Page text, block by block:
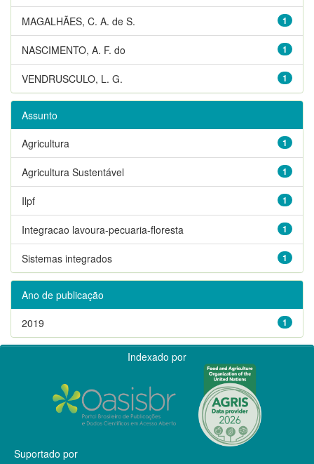
1
MAGALHÃES, C. A. de S.
1
NASCIMENTO, A. F. do
1
VENDRUSCULO, L. G.
Assunto
1
Agricultura
1
Agricultura Sustentável
1
Ilpf
1
Integracao lavoura-pecuaria-floresta
1
Sistemas integrados
Ano de publicação
1
2019
Indexado por
Suportado por